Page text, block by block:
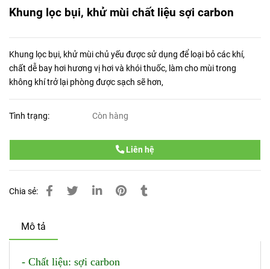
Khung lọc bụi, khử mùi chất liệu sợi carbon
Khung lọc bụi, khử mùi chủ yếu được sử dụng để loại bỏ các khí,
chất dễ bay hơi hương vị hơi và khói thuốc, làm cho mùi trong
không khí trở lại phòng được sạch sẽ hơn,
Tình trạng: Còn hàng
Liên hệ
Chia sẻ:
Mô tả
- Chất liệu: sợi carbon